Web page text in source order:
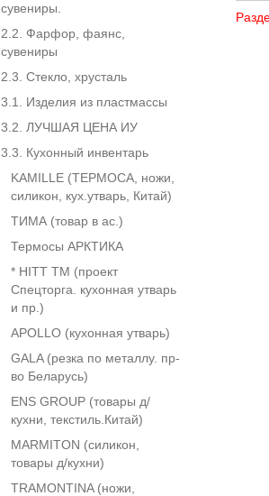
сувениры.
2.2. Фарфор, фаянс,
сувениры
2.3. Стекло, хрусталь
3.1. Изделия из пластмассы
3.2. ЛУЧШАЯ ЦЕНА ИУ
3.3. Кухонный инвентарь
KAMILLE (ТЕРМОСА, ножи,
силикон, кух.утварь, Китай)
ТИМА (товар в ас.)
Термосы АРКТИКА
* HITT ТМ (проект
Спецторга. кухонная утварь
и пр.)
APOLLO (кухонная утварь)
GALA (резка по металлу. пр-
во Беларусь)
ENS GROUP (товары д/
кухни, текстиль.Китай)
MARMITON (силикон,
товары д/кухни)
TRAMONTINA (ножи,